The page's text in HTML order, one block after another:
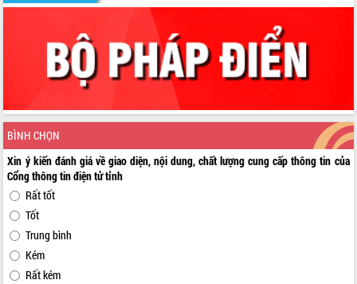
BÌNH CHỌN
Xin ý kiến đánh giá về giao diện, nội dung, chất lượng cung cấp thông tin của
Cổng thông tin điện tử tỉnh
Rất tốt
Tốt
Trung bình
Kém
Rất kém